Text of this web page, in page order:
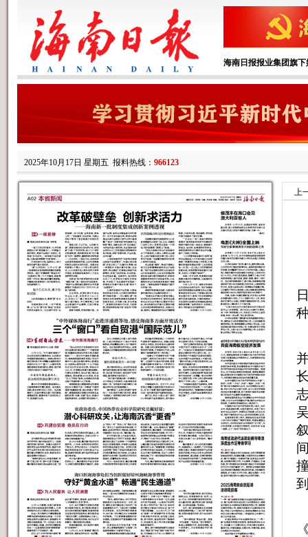
海南日报报业集团旗下
2025年10月17日 星期五 报料热线： 966123
上